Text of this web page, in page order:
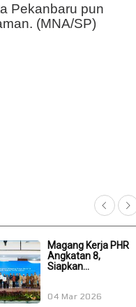
Pekanbaru pun
(MNA/SP)
Magang Kerja PHR
Angkatan 8,
Siapkan...
04 Mar 2026